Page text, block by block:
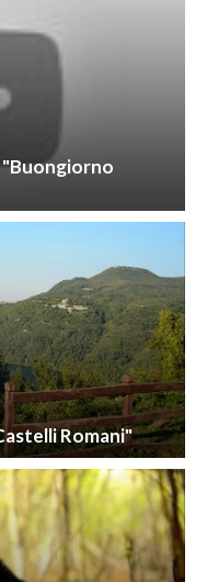
"Buongiorno
Romani"